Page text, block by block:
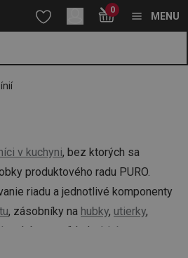
na hlavný obsah
na vyhľadávanie
na navigáciu 0
MENU
v kuchyni, bez ktorých sa
produktového radu PURO.
riadu a jednotlivé komponenty
, zásobníky na hubky, utierky,
alebo napríklad
nádoba na
veľmi vkusný a farebne neutrálny.